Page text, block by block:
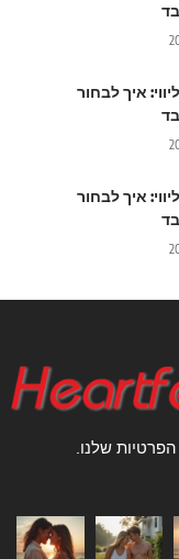
איך לבחור
איך לבחור
שלנו.